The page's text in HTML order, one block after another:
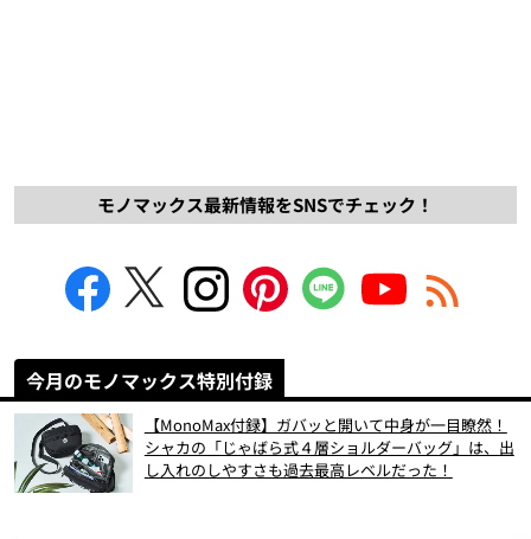
モノマックス最新情報をSNSでチェック！
今月のモノマックス特別付録
【MonoMax付録】ガバッと開いて中身が一目瞭然！
シャカの「じゃばら式４層ショルダーバッグ」は、出
し入れのしやすさも過去最高レベルだった！